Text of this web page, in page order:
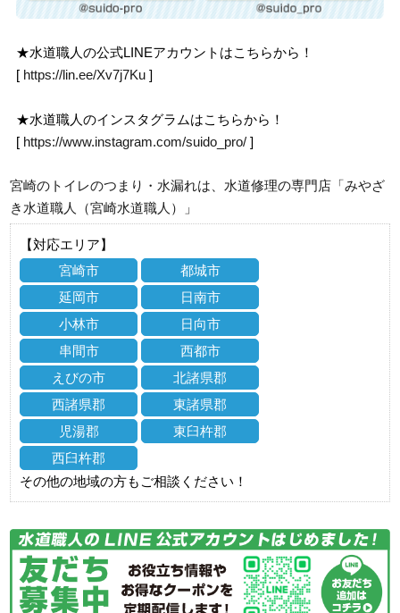
★水道職人の公式LINEアカウントはこちらから！
[ https://lin.ee/Xv7j7Ku ]
★水道職人のインスタグラムはこちらから！
[ https://www.instagram.com/suido_pro/ ]
宮崎のトイレのつまり・水漏れは、水道修理の専門店「みやざ
き水道職人（宮崎水道職人）」
【対応エリア】
宮崎市
都城市
延岡市
日南市
小林市
日向市
串間市
西都市
えびの市
北諸県郡
西諸県郡
東諸県郡
児湯郡
東臼杵郡
西臼杵郡
その他の地域の方もご相談ください！